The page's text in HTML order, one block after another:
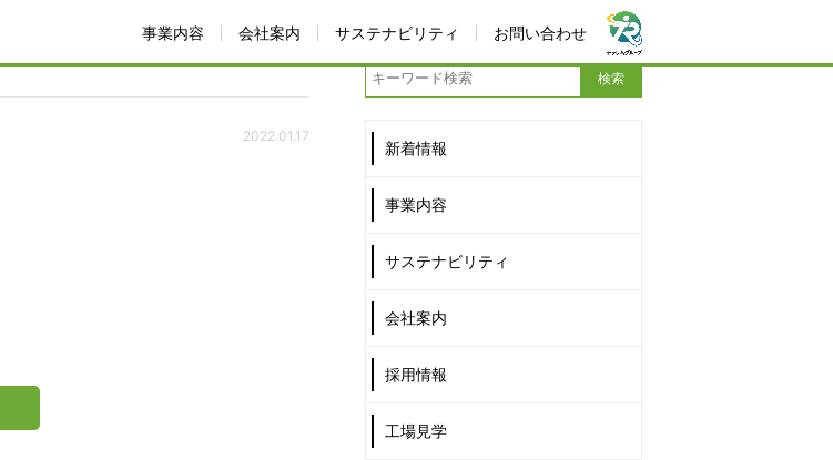
事業内容 会社案内 サステナビリティ お問い合わせ
2022.01.17
新着情報
事業内容
サステナビリティ
会社案内
採用情報
工場見学